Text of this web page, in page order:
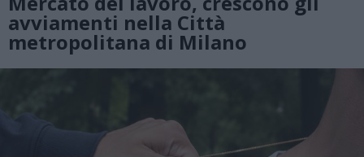
avviamenti nella Città
metropolitana di Milano